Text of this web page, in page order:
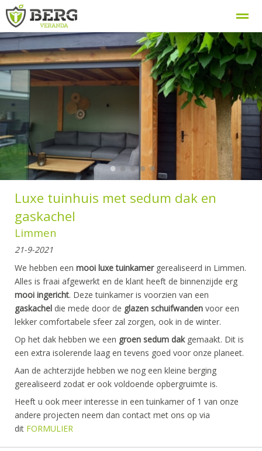
Berg Veranda, uw veranda specialist Procedure
Home Nieuws Bellen
●●●● ●
Luxe tuinhuis met sedum dak en
gaskachel
Limmen
21-9-2021
We hebben een mooi luxe tuinkamergerealiseerd in Limmen.
Alles is fraai afgewerkt en de klant heeft de binnenzijde erg
mooi ingericht. Deze tuinkamer is voorzien van een
gaskachel die mede door de glazen schuifwanden voor een
lekker comfortabele sfeer zal zorgen, ook in de winter.
Op het dak hebben we een groen sedum dakgemaakt. Dit is
een extra isolerende laag en tevens goed voor onze planeet.
Aan de achterzijde hebben we nog een kleine berging
gerealiseerd zodat er ook voldoende opbergruimte is.
Heeft u ook meer interesse in een tuinkamer of 1 van onze
andere projecten neem dan contact met ons op via
dit FORMULIER